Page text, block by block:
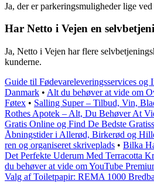
Ja, der er parkeringsmuligheder lige
Har Netto i Vejen en
Ja, Netto i Vejen har flere
kunderne.
Guide til Fødevareleveringsservices og
Danmark • Alt du behøver at vide om
Føtex • Salling Super – Tilbud, Vin,
Rothes Apotek – Alt, Du Behøver At
Gratis Online og Find De Bedste
Åbningstider i Allerød, Birkerød og
ren og organiseret skriveplads • Bilka
Det Perfekte Uderum Med Terracotta
du behøver at vide om YouTube
Valg af Toiletpapir: REMA 1000